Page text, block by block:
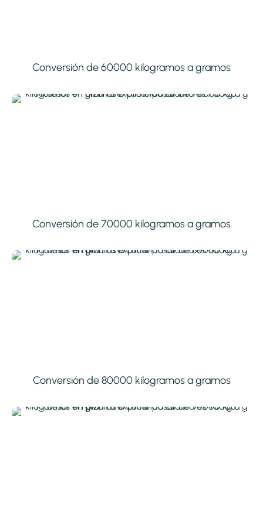
Conversión de 60000 kilogramos a gramos
Conversión de 70000 kilogramos a gramos
Conversión de 80000 kilogramos a gramos